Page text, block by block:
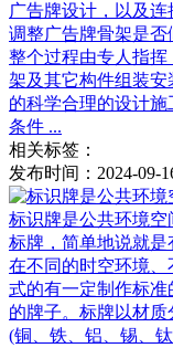
广告牌设计，以及
调整广告牌骨架是否
整个过程由专人指
架及其它构件组装
的科学合理的设计
条件 ...
相关标签：
发布时间：2024-09-
标识牌是公共环境
标牌，简单地说就
在不同的时空环境
式的有一定制作标
的牌子。标牌以材
(铜、铁、铝、锡、